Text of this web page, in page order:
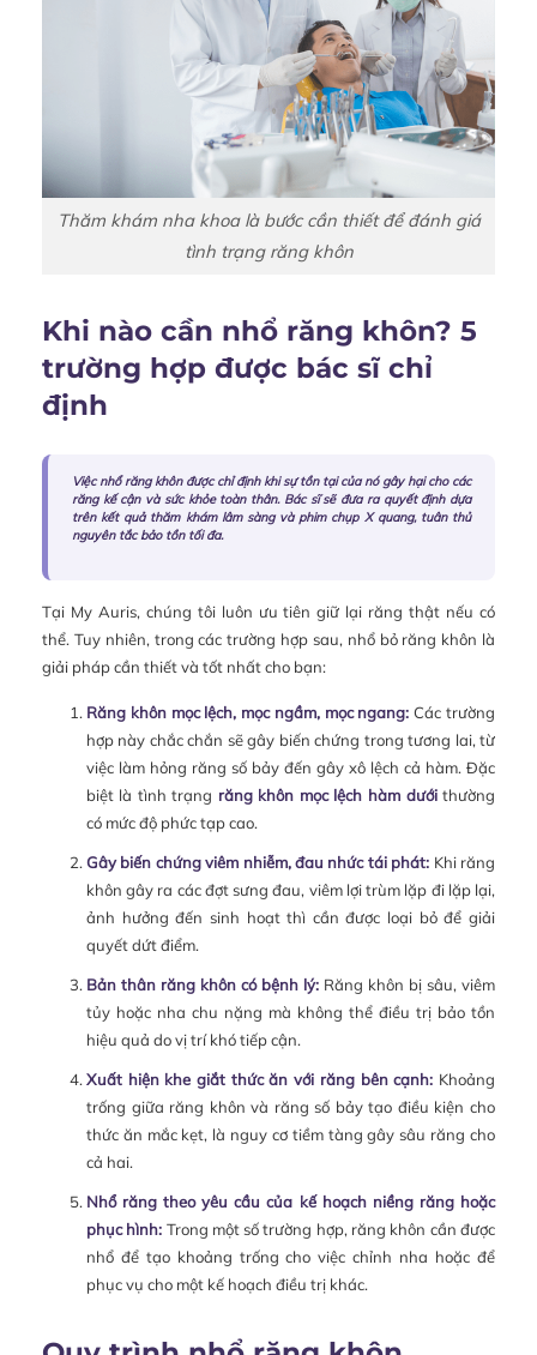
Thăm khám nha khoa là bước cần thiết để đánh giá
tình trạng răng khôn
Khi nào cần nhổ răng khôn? 5
trường hợp được bác sĩ chỉ
định
Việc nhổ răng khôn được chỉ định khi sự tồn tại của nó gây hại cho các
răng kế cận và sức khỏe toàn thân. Bác sĩ sẽ đưa ra quyết định dựa
trên kết quả thăm khám lâm sàng và phim chụp X quang, tuân thủ
nguyên tắc bảo tồn tối đa.
Tại My Auris, chúng tôi luôn ưu tiên giữ lại răng thật nếu có
thể. Tuy nhiên, trong các trường hợp sau, nhổ bỏ răng khôn là
giải pháp cần thiết và tốt nhất cho bạn:
Răng khôn mọc lệch, mọc ngầm, mọc ngang: Các trường
hợp này chắc chắn sẽ gây biến chứng trong tương lai, từ
việc làm hỏng răng số bảy đến gây xô lệch cả hàm. Đặc
biệt là tình trạng răng khôn mọc lệch hàm dướithường
có mức độ phức tạp cao.
Gây biến chứng viêm nhiễm, đau nhức tái phát: Khi răng
khôn gây ra các đợt sưng đau, viêm lợi trùm lặp đi lặp lại,
ảnh hưởng đến sinh hoạt thì cần được loại bỏ để giải
quyết dứt điểm.
Bản thân răng khôn có bệnh lý: Răng khôn bị sâu, viêm
tủy hoặc nha chu nặng mà không thể điều trị bảo tồn
hiệu quả do vị trí khó tiếp cận.
Xuất hiện khe giắt thức ăn với răng bên cạnh: Khoảng
trống giữa răng khôn và răng số bảy tạo điều kiện cho
thức ăn mắc kẹt, là nguy cơ tiềm tàng gây sâu răng cho
cả hai.
Nhổ răng theo yêu cầu của kế hoạch niềng răng hoặc
phục hình: Trong một số trường hợp, răng khôn cần được
nhổ để tạo khoảng trống cho việc chỉnh nha hoặc để
phục vụ cho một kế hoạch điều trị khác.